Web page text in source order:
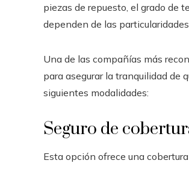
piezas de repuesto, el grado de
dependen de las
Una de las compañías más
para asegurar la tranquilidad de
siguientes modalidades:
Seguro de
Esta opción ofrece una